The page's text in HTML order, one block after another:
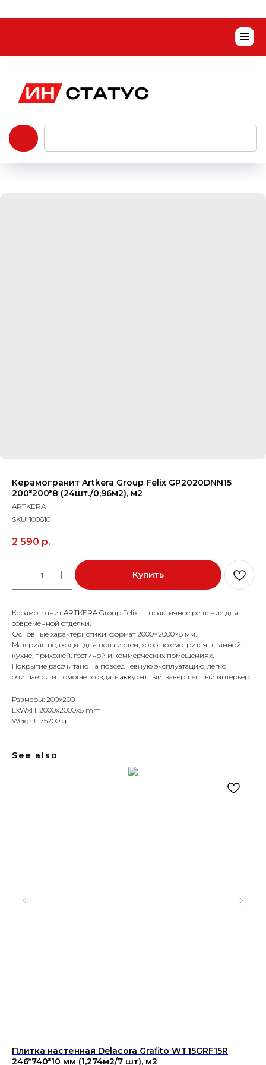
Керамогранит Artkera Group Felix GP2020DNN15
200*200*8 (24шт./0,96м2), м2
ARTKERA
SKU: 100610
2 590 р.
Купить
Керамогранит ARTKERA Group Felix — практичное решение для
современной отделки.
Основные характеристики: формат 2000×2000×8 мм.
Материал подходит для пола и стен, хорошо смотрится в ванной,
кухне, прихожей, гостиной и коммерческих помещениях.
Покрытие рассчитано на повседневную эксплуатацию, легко
очищается и помогает создать аккуратный, завершённый интерьер.
Размеры: 200x200
LxWxH: 2000x2000x8 mm
Weight: 75200 g
See also
Плитка настенная Delacora Grafito WT15GRF15R
246*740*10 мм (1,274м2/7 шт), м2